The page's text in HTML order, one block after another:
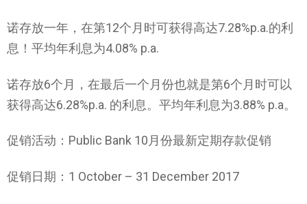
诺存放一年，在第12个月时可获得高达7.28%p.a.的利
息！平均年利息为4.08% p.a.
诺存放6个月，在最后一个月份也就是第6个月时可以
获得高达6.28%p.a. 的利息。平均年利息为3.88% p.a。
促销活动：Public Bank 10月份最新定期存款促销
促销日期：1 October – 31 December 2017